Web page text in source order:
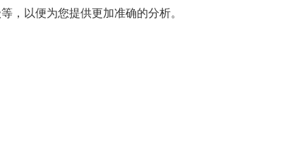
，以便为您提供更加准确的分析。